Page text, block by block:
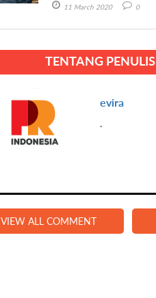
11 March 2020 0
TENTANG PENULIS
evira
.
VIEW ALL COMMENT